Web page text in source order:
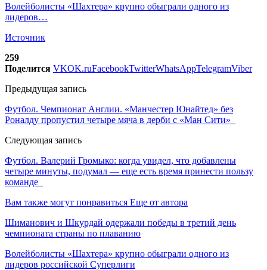
Волейболисты «Шахтера» крупно обыграли одного из
лидеров…
Источник
259
Поделится VKOK.ruFacebookTwitterWhatsAppTelegramViber
Предыдущая запись
Футбол. Чемпионат Англии. «Манчестер Юнайтед» без
Роналду пропустил четыре мяча в дерби с «Ман Сити»
Следующая запись
Футбол. Валерий Громыко: когда увидел, что добавлены
четыре минуты, подумал — еще есть время принести пользу
команде
Вам также могут понравиться Еще от автора
Шиманович и Шкурдай одержали победы в третий день
чемпионата страны по плаванию
Волейболисты «Шахтера» крупно обыграли одного из
лидеров российской Суперлиги